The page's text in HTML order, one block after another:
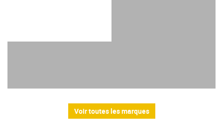
Voir toutes les marques